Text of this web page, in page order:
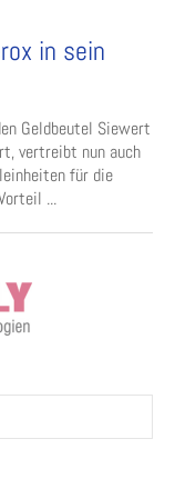
in sein
Geldbeutel Siewert
vertreibt nun auch
für die
...